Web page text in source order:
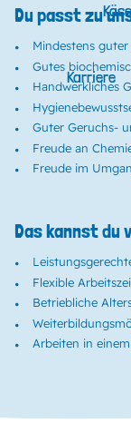
Karriere
Du passt zu
Mindestens
Gutes
Handwerkliches
Guter Geruchs-
Freude an
Freude im
Das kannst du
Flexible
Betriebliche
Arbeiten in